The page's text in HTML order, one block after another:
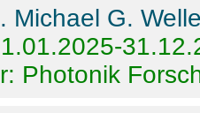
Michael G.
Photonik